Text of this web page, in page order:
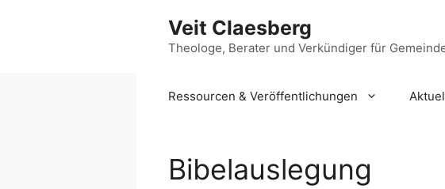
Veit Claesberg
Theologe, Berater und Verkündiger für
Ressourcen & Veröffentlichungen
Bibelauslegung